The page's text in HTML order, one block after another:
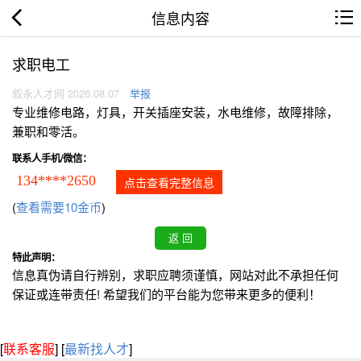
信息内容
求职电工
叙永人才网 2026.08.07 举报
专业维修电路，灯具，开关插座安装，水电维修，故障排除，
兼职和零活。
联系人手机/微信：
134****2650 点击查看完整信息
(查看需要10金币)
特此声明：
信息真伪请自行辨别，求职应聘须谨慎，网站对此不承担任何
保证或连带责任! 希望我们的平台能为您带来更多的便利！
[联系客服] [最新找人才]